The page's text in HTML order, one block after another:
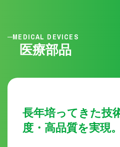
MEDICAL DEVICES
医療部品
長年培ってきた技
度・高品質を実現。